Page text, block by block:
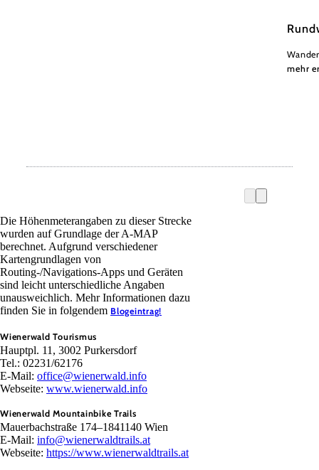
mehr
Die Höhenmeterangaben zu dieser Strecke
wurden auf Grundlage der A-MAP
berechnet. Aufgrund verschiedener
Kartengrundlagen von
Routing-/Navigations-Apps und Geräten
sind leicht unterschiedliche Angaben
unausweichlich. Mehr Informationen dazu
finden Sie in folgendem Blogeintrag!
Wienerwald Tourismus
Hauptpl. 11, 3002 Purkersdorf
Tel.: 02231/62176
E-Mail: office@wienerwald.info
Webseite: www.wienerwald.info
Wienerwald Mountainbike Trails
Mauerbachstraße 174–1841140 Wien
E-Mail: info@wienerwaldtrails.at
Webseite: https://www.wienerwaldtrails.at